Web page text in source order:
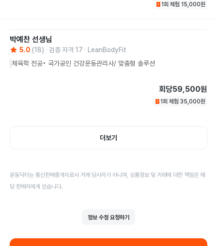
1회 체험 15,000원
박예찬 선생님
5.0 (18) 검증 자격 17
LeanBodyFit
체육학 전공• 국가공인 건강운동관리사/ 맞춤형 솔루션
회당59,500원
1회 체험 35,000원
더보기
운동닥터는 통신판매중개자로서 거래 당사자가 아니며, 상품정보 및 거래에 대한 책임은 해
당 판매자에게 있습니다.
정보 수정 요청하기